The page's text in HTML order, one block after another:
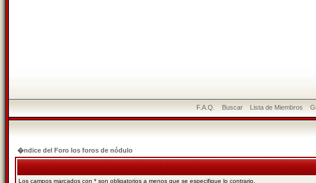
F.A.Q. Buscar Lista de Miembros
�ndice del Foro los foros de nódulo
Los campos marcados con * son obligatorios a menos que se especifique lo contrario.